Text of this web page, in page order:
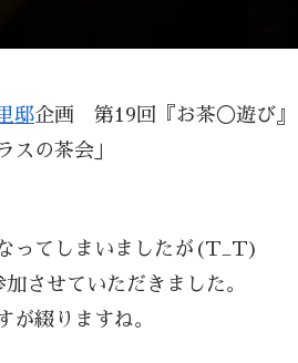
邸企画 第19回『お茶◯遊び』
スの茶会」
ってしまいましたが(T_T)
させていただきました。
が綴りますね。⁡